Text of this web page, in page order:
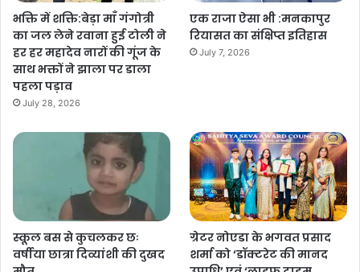
भक्ति में शक्ति:बेड़ा माँ गंगोत्री
का जल लेने रवाना हुई टोली ने
हर हर महादेव नारों की गूंज के
साथ भक्तों ने झाला पर डाला
पहला पड़ाव
July 28, 2026
एक राजा ऐसा भी :मनकापुर
रियासत का संक्षिप्त इतिहास
July 7, 2026
स्कूल बस से कुचलकर छः
वर्षीया छात्रा दिव्यांशी की दुखद
ग्रेटर नोएडा के भगवत प्रसाद
शर्मा को ‘डॉक्टरेट की मानद